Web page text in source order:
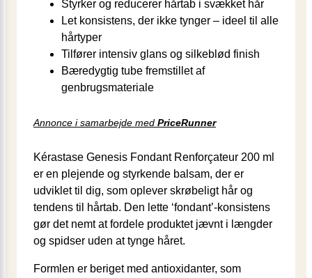
Styrker og reducerer hårtab i svækket hår
Let konsistens, der ikke tynger – ideel til alle
hårtyper
Tilfører intensiv glans og silkeblød finish
Bæredygtig tube fremstillet af
genbrugsmateriale
Annonce i samarbejde med PriceRunner
Kérastase Genesis Fondant Renforçateur 200 ml
er en plejende og styrkende balsam, der er
udviklet til dig, som oplever skrøbeligt hår og
tendens til hårtab. Den lette ‘fondant’-konsistens
gør det nemt at fordele produktet jævnt i længder
og spidser uden at tynge håret.
Formlen er beriget med antioxidanter, som